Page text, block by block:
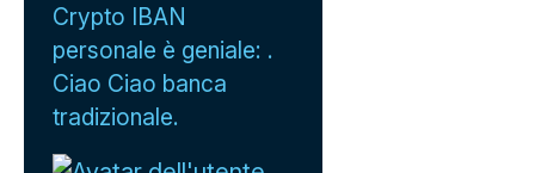
Crypto IBAN
personale è geniale: .
Ciao Ciao banca
tradizionale.